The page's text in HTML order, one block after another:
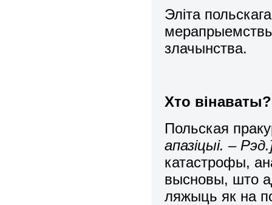
Эліта
злачынства.
Хто вінаваты?
Польская
апазіцыі. –
катастрофы,
высновы, што
ляжыць як на